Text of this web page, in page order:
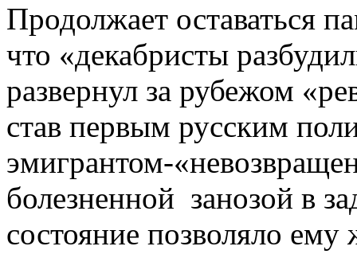
Продолжает оставаться
что «декабристы
развернул за рубежом
став первым русским
эмигрантом-
болезненной занозой в
состояние позволяло